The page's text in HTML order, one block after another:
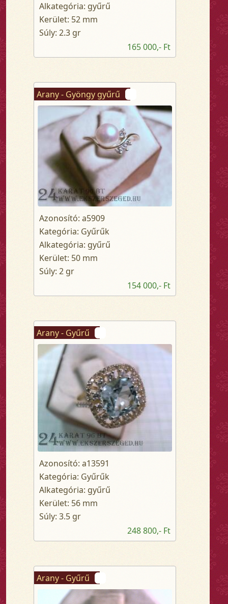
Alkategória: gyűrű
Kerület: 52 mm
Súly: 2.3 gr
165 000,- Ft
Arany - Gyöngy gyűrű
Azonosító: a5909
Kategória: Gyűrűk
Alkategória: gyűrű
Kerület: 50 mm
Súly: 2 gr
154 000,- Ft
Arany - Gyűrű
Azonosító: a13591
Kategória: Gyűrűk
Alkategória: gyűrű
Kerület: 56 mm
Súly: 3.5 gr
248 800,- Ft
Arany - Gyűrű